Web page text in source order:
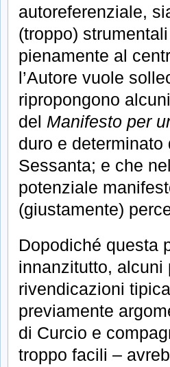
autoreferenziale,
(troppo)
pienamente al
l’Autore vuole
ripropongono
del Manifesto per
duro e
Sessanta; e che
potenziale
(giustamente)
Dopodiché questa
innanzitutto, alcuni
rivendicazioni
previamente
di Curcio e
troppo facili –